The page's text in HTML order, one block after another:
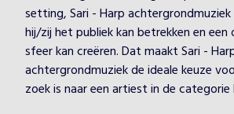
setting, Sari - Harp
hij/zij het publiek kan betrekken en een
sfeer kan creëren. Dat maakt Sari -
achtergrondmuziek de ideale keuze
zoek is naar een artiest in de categorie